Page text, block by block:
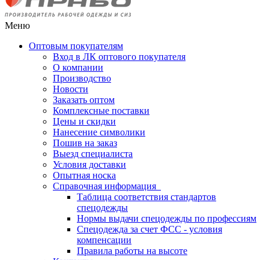
Меню
Оптовым покупателям
Вход в ЛК оптового покупателя
О компании
Производство
Новости
Заказать оптом
Комплексные поставки
Цены и скидки
Нанесение символики
Пошив на заказ
Выезд специалиста
Условия доставки
Опытная носка
Справочная информация
Таблица соответствия стандартов
спецодежды
Нормы выдачи спецодежды по профессиям
Спецодежда за счет ФСС - условия
компенсации
Правила работы на высоте